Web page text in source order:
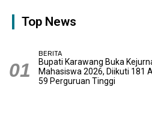
Top News
BERITA
Bupati Karawang Buka
Mahasiswa 2026, Diikuti 181
59 Perguruan Tinggi